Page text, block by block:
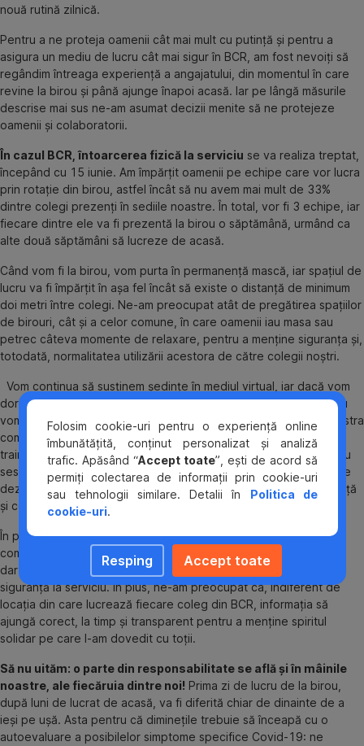
nouă rutină zilnică.
Pentru a ne proteja oamenii cât mai mult cu putință și pentru a
asigura un mediu de lucru cât mai sigur în BCR, am fost nevoiți să
regândim întreaga experiență a angajatului, din momentul în care
revine la birou și până ajunge înapoi acasă. Iar pe lângă măsurile
descrise mai sus ne-am asumat decizii menite să ne protejeze
oamenii și colaboratorii.
În cazul BCR, întoarcerea fizică la serviciu se va realiza treptat,
începând cu 15 iunie. Am împărțit oamenii pe echipe care vor lucra
prin rotație din birou, astfel încât să nu avem mai mult de 33%
dintre colegi prezenți în sediile noastre. În total, vor fi 3 echipe, iar
fiecare dintre ele va fi prezentă la birou o săptămână, urmând ca
alte două săptămâni să lucreze de acasă.
Când vom fi la birou, vom purta în permanență mască, iar spațiul de
lucru va fi împărțit în așa fel încât să existe o distanță de minimum
doi metri între colegi. Ne-am preocupat atât de pregătirea spațiilor
de birouri, cât și a celor comune, în care oamenii iau masa sau
petrec câteva momente de relaxare, pentru a menține siguranța și,
totodată, normalitatea utilizării acestora de către colegii noștri.
Vom continua să susținem ședințe în mediul virtual, iar dacă vom
dori totuși să avem discuțiiface-to-facecu colegii din echipă, nu
vom sta mai mult de trei persoane într-o sală de întâlniri. Vom păstra
comunicarea online pentru numeroase activități, spre exemplu
training-ul acordat angajaților noștri, recrutarea de noi colegi sau
sesiunile de coaching. La fel, vom continua să asigurăm materiale
dezinfectante și de protecție, pentru a păstra nivelul de siguranță
și confort al colegilor.
În pregătirea revenirii la birou, am pornit o campanie de
comunicare internă care să asigure toate elementele necesare,
dar și cele de coeziune a echipelor pentru a ne simți cu toții în
siguranță la serviciu. În plus, ne-am preocupat ca, indiferent de
locația din care lucrează fiecare coleg din BCR, informația să
ajungă corect, la timp și transparent pentru a menține spiritul
solidar pe care l-am dovedit cu toții.
Să nu uităm: o parte din responsabilitate se află și în mâinile
noastre, ale fiecăruia dintre noi! Prima zi de lucru de la birou,
după luni de lucrat de acasă, va fi diferită chiar de dinainte de a
ieși pe ușă. Asta pentru că diminețile trebuie să înceapă cu o
autoevaluare a posibilelor simptome specifice Covid-19: ne
Folosim cookie-uri pentru o experiență online
îmbunătățită, conținut personalizat și analiză
trafic. Apăsând “Accept toate”, ești de acord să
permiți colectarea de informații prin cookie-uri
sau tehnologii similare. Detalii în Politica de
cookie-uri.
Resping Accept toate